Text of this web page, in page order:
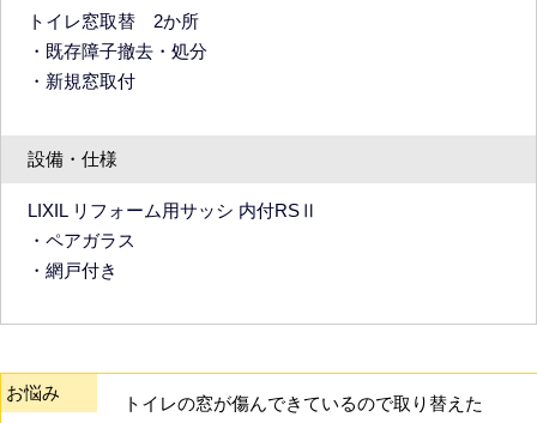
トイレ窓取替 2か所
・既存障子撤去・処分
・新規窓取付
設備・仕様
LIXIL リフォーム用サッシ 内付RSⅡ
・ペアガラス
・網戸付き
お悩み
トイレの窓が傷んできているので取り替えた